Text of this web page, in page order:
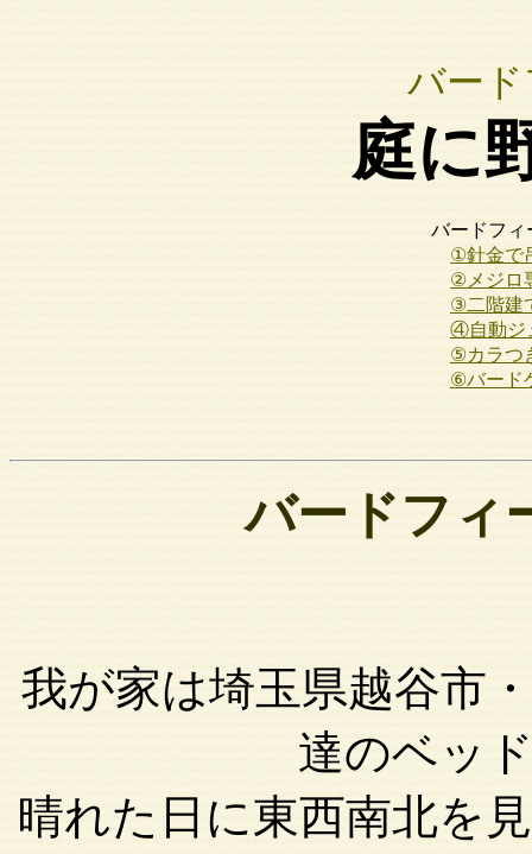
バー
庭に
バードフィ
①針金で
②メジロ
③二階建
④自動ジ
⑤カラつ
⑥バード
バードフィ
我が家は埼玉県越谷市
達のベッ
晴れた日に東西南北を